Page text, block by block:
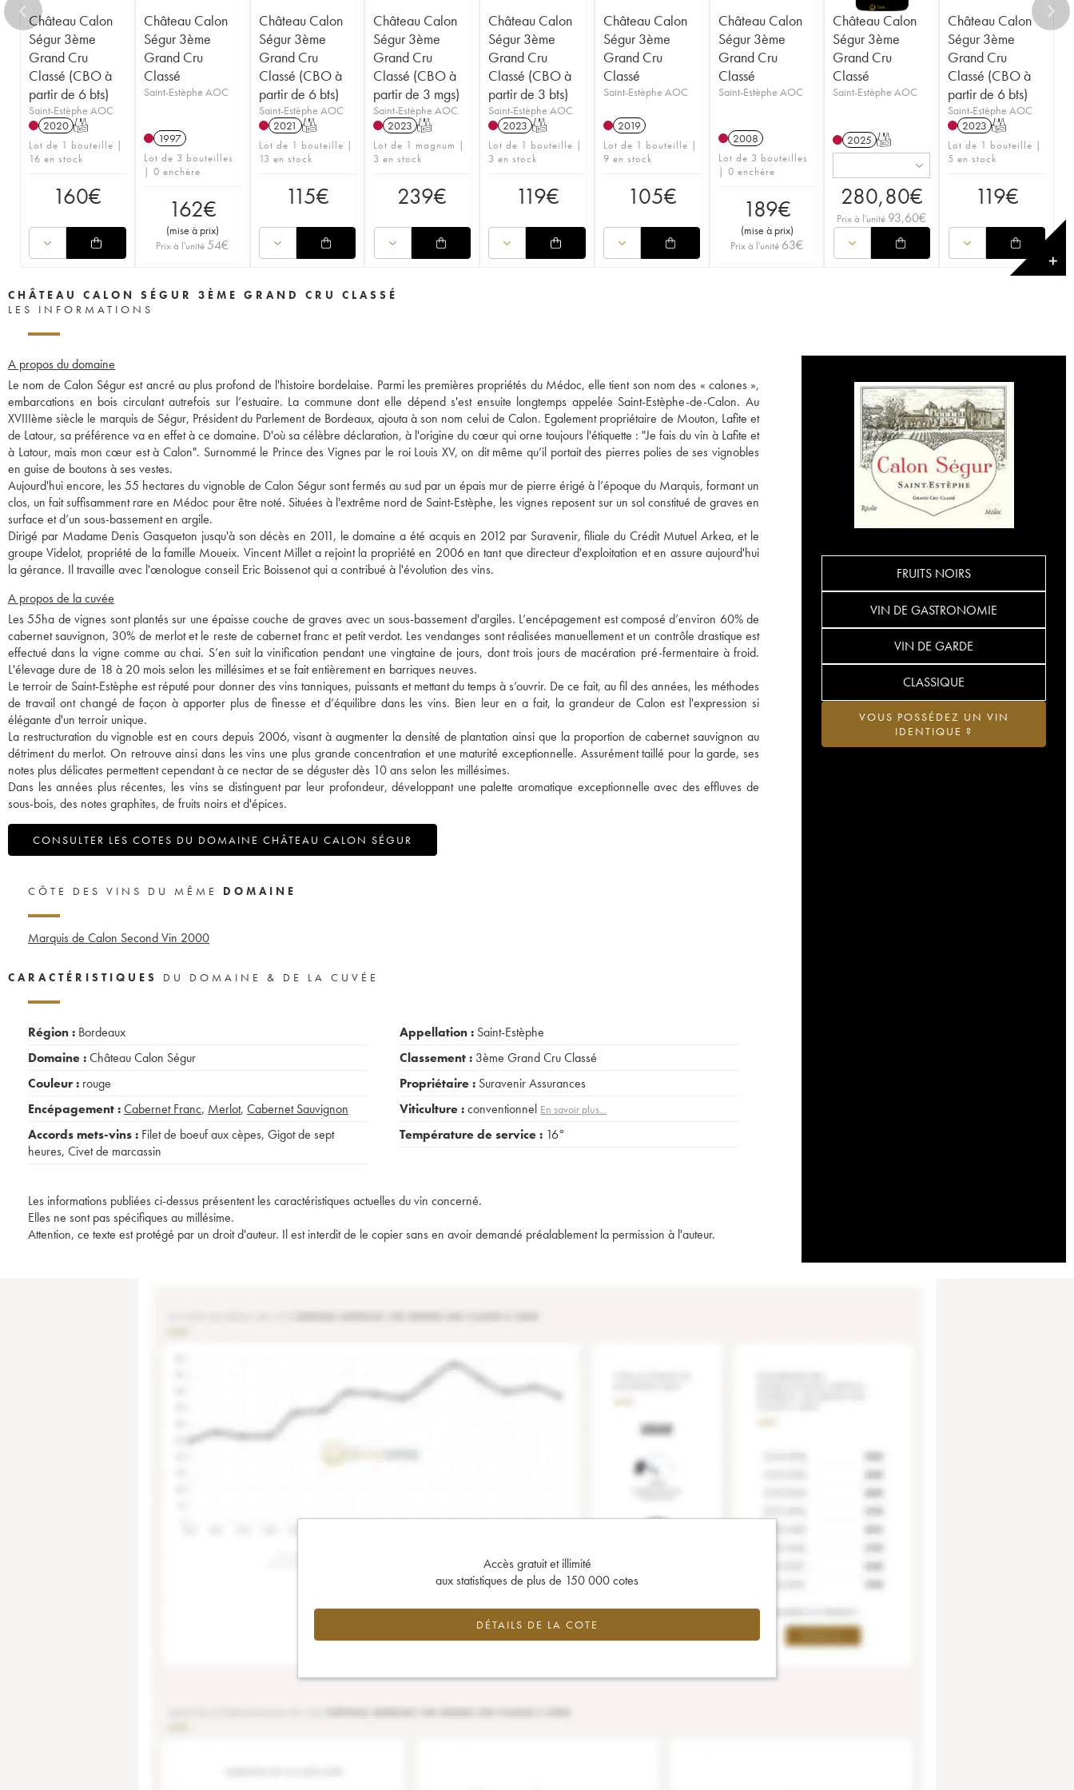
Château Calon
Ségur 3ème
Grand Cru
Classé (CBO à
partir de 6 bts)
Saint-Estèphe AOC
2020 T
Lot de 1 bouteille |
16 en stock
160€
Château Calon
Ségur 3ème
Grand Cru
Classé
Saint-Estèphe AOC
1997
Lot de 3 bouteilles
| 0 enchère
162€
(mise à prix)
Prix à l'unité 54€
Château Calon
Ségur 3ème
Grand Cru
Classé (CBO à
partir de 6 bts)
Saint-Estèphe AOC
2021 T
Lot de 1 bouteille |
13 en stock
115€
Château Calon
Ségur 3ème
Grand Cru
Classé (CBO à
partir de 3 mgs)
Saint-Estèphe AOC
2023 T
Lot de 1 magnum |
3 en stock
239€
Château Calon
Ségur 3ème
Grand Cru
Classé (CBO à
partir de 3 bts)
Saint-Estèphe AOC
2023 T
Lot de 1 bouteille |
3 en stock
119€
Château Calon
Ségur 3ème
Grand Cru
Classé
Saint-Estèphe AOC
2019
Lot de 1 bouteille |
9 en stock
105€
Château Calon
Ségur 3ème
Grand Cru
Classé
Saint-Estèphe AOC
2008
Lot de 3 bouteilles
| 0 enchère
189€
(mise à prix)
Prix à l'unité 63€
Château Calon
Ségur 3ème
Grand Cru
Classé
Saint-Estèphe AOC
2025 T
280,80€
Prix à l'unité 93,60€
Château Calon
Ségur 3ème
Grand Cru
Classé (CBO à
partir de 6 bts)
Saint-Estèphe AOC
2023 T
Lot de 1 bouteille |
5 en stock
119€
✕
CHÂTEAU CALON SÉGUR 3ÈME GRAND CRU CLASSÉ
LES INFORMATIONS
A propos du domaine
Le nom de Calon Ségur est ancré au plus profond de l'histoire bordelaise. Parmi les premières propriétés du Médoc, elle tient son nom des « calones »,
embarcations en bois circulant autrefois sur l’estuaire. La commune dont elle dépend s'est ensuite longtemps appelée Saint-Estèphe-de-Calon. Au
XVIIIème siècle le marquis de Ségur, Président du Parlement de Bordeaux, ajouta à son nom celui de Calon. Egalement propriétaire de Mouton, Lafite et
de Latour, sa préférence va en effet à ce domaine. D'où sa célèbre déclaration, à l'origine du cœur qui orne toujours l'étiquette : "Je fais du vin à Lafite et
à Latour, mais mon cœur est à Calon". Surnommé le Prince des Vignes par le roi Louis XV, on dit même qu’il portait des pierres polies de ses vignobles
en guise de boutons à ses vestes.
Aujourd'hui encore, les 55 hectares du vignoble de Calon Ségur sont fermés au sud par un épais mur de pierre érigé à l’époque du Marquis, formant un
clos, un fait suffisamment rare en Médoc pour être noté. Situées à l'extrême nord de Saint-Estèphe, les vignes reposent sur un sol constitué de graves en
surface et d’un sous-bassement en argile.
Dirigé par Madame Denis Gasqueton jusqu'à son décès en 2011, le domaine a été acquis en 2012 par Suravenir, filiale du Crédit Mutuel Arkea, et le
groupe Videlot, propriété de la famille Moueix. Vincent Millet a rejoint la propriété en 2006 en tant que directeur d'exploitation et en assure aujourd'hui
la gérance. Il travaille avec l'œnologue conseil Eric Boissenot qui a contribué à l'évolution des vins.
A propos de la cuvée
Les 55ha de vignes sont plantés sur une épaisse couche de graves avec un sous-bassement d'argiles. L’encépagement est composé d’environ 60% de
cabernet sauvignon, 30% de merlot et le reste de cabernet franc et petit verdot. Les vendanges sont réalisées manuellement et un contrôle drastique est
effectué dans la vigne comme au chai. S’en suit la vinification pendant une vingtaine de jours, dont trois jours de macération pré-fermentaire à froid.
L'élevage dure de 18 à 20 mois selon les millésimes et se fait entièrement en barriques neuves.
Le terroir de Saint-Estèphe est réputé pour donner des vins tanniques, puissants et mettant du temps à s’ouvrir. De ce fait, au fil des années, les méthodes
de travail ont changé de façon à apporter plus de finesse et d’équilibre dans les vins. Bien leur en a fait, la grandeur de Calon est l'expression si
élégante d'un terroir unique.
La restructuration du vignoble est en cours depuis 2006, visant à augmenter la densité de plantation ainsi que la proportion de cabernet sauvignon au
détriment du merlot. On retrouve ainsi dans les vins une plus grande concentration et une maturité exceptionnelle. Assurément taillé pour la garde, ses
notes plus délicates permettent cependant à ce nectar de se déguster dès 10 ans selon les millésimes.
Dans les années plus récentes, les vins se distinguent par leur profondeur, développant une palette aromatique exceptionnelle avec des effluves de
sous-bois, des notes graphites, de fruits noirs et d'épices.
CONSULTER LES COTES DU DOMAINE CHÂTEAU CALON SÉGUR
FRUITS NOIRS
VIN DE GASTRONOMIE
VIN DE GARDE
CLASSIQUE
VOUS POSSÉDEZ UN VIN
IDENTIQUE ?
CÔTE DES VINS DU MÊME DOMAINE
Marquis de Calon Second Vin 2000
CARACTÉRISTIQUES DU DOMAINE & DE LA CUVÉE
Région : Bordeaux
Domaine :Château Calon Ségur
Couleur : rouge
Encépagement :Cabernet Franc, Merlot, Cabernet Sauvignon
Accords mets-vins : Filet de boeuf aux cèpes, Gigot de sept
heures, Civet de marcassin
Appellation : Saint-Estèphe
Classement : 3ème Grand Cru Classé
Propriétaire : Suravenir Assurances
Viticulture :conventionnel En savoir plus...
Température de service : 16°
Les informations publiées ci-dessus présentent les caractéristiques actuelles du vin concerné.
Elles ne sont pas spécifiques au millésime.
Attention, ce texte est protégé par un droit d'auteur. Il est interdit de le copier sans en avoir demandé préalablement la permission à l'auteur.
Accès gratuit et illimité
aux statistiques de plus de 150 000 cotes
DÉTAILS DE LA COTE